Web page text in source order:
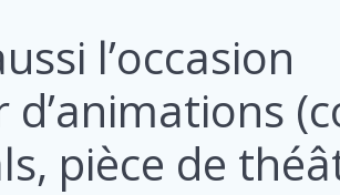
l’occasion
pièce de